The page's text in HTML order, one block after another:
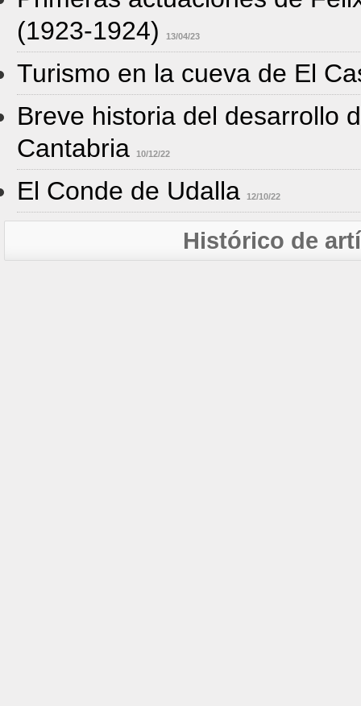
(1923-1924)
13/04/23
Turismo en la cueva de El
Breve historia del desarrollo
Cantabria
10/12/22
El Conde de Udalla 12/10/22
Histórico de